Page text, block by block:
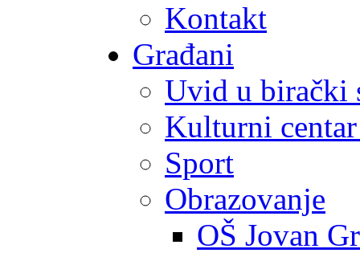
Kontakt
Građani
Uvid u birački
Kulturni
Sport
Obrazovanje
OŠ Jovan